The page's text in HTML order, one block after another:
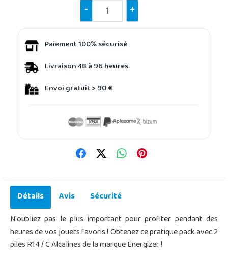
- +
Paiement 100% sécurisé
Livraison 48 à 96 heures.
Envoi gratuit > 90 €
Détails Avis
Sécurité
N'oubliez pas le plus important pour profiter pendant des
heures de vos jouets favoris ! Obtenez ce pratique pack avec 2
piles R14 / C Alcalines de la marque Energizer !